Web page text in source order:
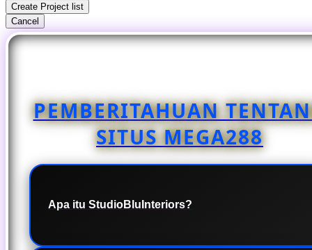
Create Project list
Cancel
PEMBERITAHUAN
SITUS MEGA288
Apa itu StudioBluInteriors?